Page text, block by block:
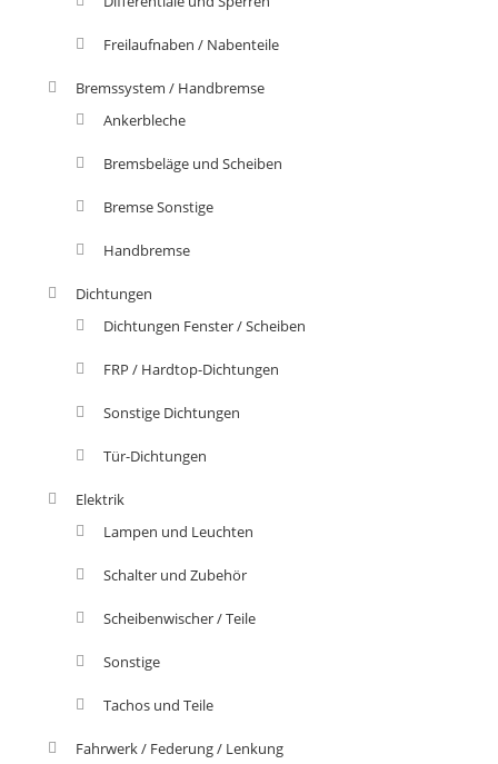
Freilaufnaben / Nabenteile
Bremssystem / Handbremse
Ankerbleche
Bremsbeläge und Scheiben
Bremse Sonstige
Handbremse
Dichtungen
Dichtungen Fenster / Scheiben
FRP / Hardtop-Dichtungen
Sonstige Dichtungen
Tür-Dichtungen
Elektrik
Lampen und Leuchten
Schalter und Zubehör
Scheibenwischer / Teile
Sonstige
Tachos und Teile
Fahrwerk / Federung / Lenkung